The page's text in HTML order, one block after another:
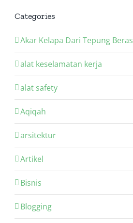
Categories
Akar Kelapa Dari Tepung Beras
alat keselamatan kerja
alat safety
Aqiqah
arsitektur
Artikel
Bisnis
Blogging